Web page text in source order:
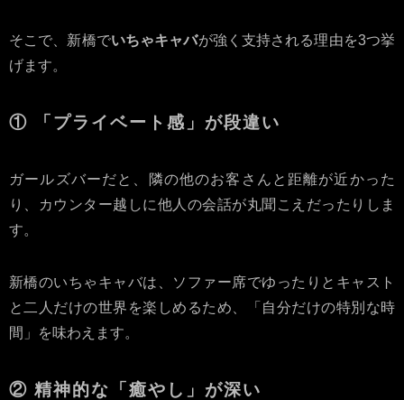
そこで、新橋でいちゃキャバが強く支持される理由を3つ挙
げます。
① 「プライベート感」が段違い
ガールズバーだと、隣の他のお客さんと距離が近かった
り、カウンター越しに他人の会話が丸聞こえだったりしま
す。
新橋のいちゃキャバは、ソファー席でゆったりとキャスト
と二人だけの世界を楽しめるため、「自分だけの特別な時
間」を味わえます。
② 精神的な「癒やし」が深い